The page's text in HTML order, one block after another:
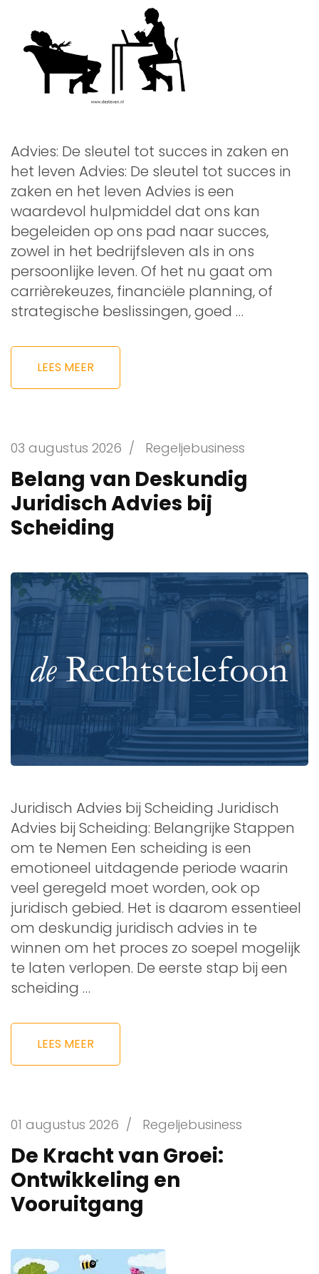
Advies: De sleutel tot succes in zaken en
het leven Advies: De sleutel tot succes in
zaken en het leven Advies is een
waardevol hulpmiddel dat ons kan
begeleiden op ons pad naar succes,
zowel in het bedrijfsleven als in ons
persoonlijke leven. Of het nu gaat om
carrièrekeuzes, financiële planning, of
strategische beslissingen, goed …
LEES MEER
03 augustus 2026 / Regeljebusiness
Belang van Deskundig
Juridisch Advies bij
Scheiding
Juridisch Advies bij Scheiding Juridisch
Advies bij Scheiding: Belangrijke Stappen
om te Nemen Een scheiding is een
emotioneel uitdagende periode waarin
veel geregeld moet worden, ook op
juridisch gebied. Het is daarom essentieel
om deskundig juridisch advies in te
winnen om het proces zo soepel mogelijk
te laten verlopen. De eerste stap bij een
scheiding …
LEES MEER
01 augustus 2026 / Regeljebusiness
De Kracht van Groei:
Ontwikkeling en
Vooruitgang